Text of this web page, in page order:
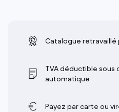
Catalogue retravaillé
TVA déductible
automatique
Payez par carte ou